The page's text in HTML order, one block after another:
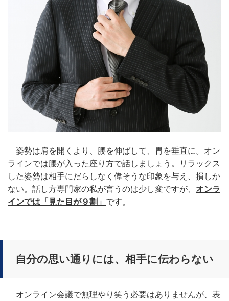
姿勢は肩を開くより、腰を伸ばして、胃を垂直に。オン
ラインでは腰が入った座り方で話しましょう。リラックス
した姿勢は相手にだらしなく偉そうな印象を与え、損しか
ない。話し方専門家の私が言うのは少し変ですが、 オンラ
インでは「見た目が９割」 です。
自分の思い通りには、相手に伝わらない
オンライン会議で無理やり笑う必要はありませんが、表